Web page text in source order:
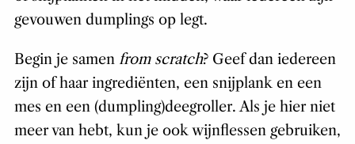
gevouwen dumplings op legt.
Begin je samen from scratch? Geef dan iedereen
zijn of haar ingrediënten, een snijplank en een
mes en een (dumpling)deegroller. Als je hier niet
meer van hebt, kun je ook wijnflessen gebruiken,